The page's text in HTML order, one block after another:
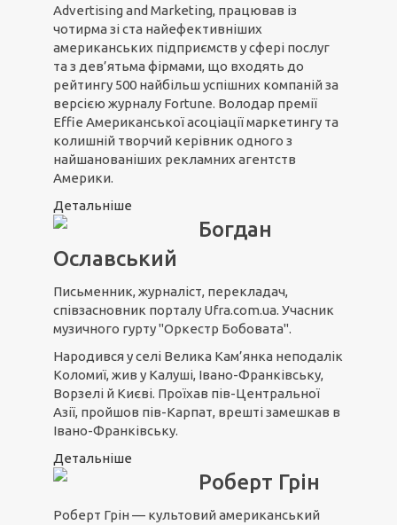
Advertising and Marketing, працював із
чотирма зі ста найефективніших
американських підприємств у сфері послуг
та з дев’ятьма фірмами, що входять до
рейтингу 500 найбільш успішних компаній за
версією журналу Fortune. Володар премії
Effie Американської асоціації маркетингу та
колишній творчий керівник одного з
найшанованіших рекламних агентств
Америки.
Детальніше
Богдан
Ославський
Письменник, журналіст, перекладач,
співзасновник порталу Ufra.com.ua. Учасник
музичного гурту "Оркестр Бобовата".
Народився у селі Велика Кам’янка неподалік
Коломиї, жив у Калуші, Івано-Франківську,
Ворзелі й Києві. Проїхав пів-Центральної
Азії, пройшов пів-Карпат, врешті замешкав в
Івано-Франківську.
Детальніше
Роберт Грін
Роберт Грін — культовий американський